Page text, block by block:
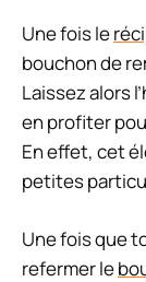
Une fois le
bouchon de
Laissez alors
en profiter
En effet, cet
petites
Une fois que
refermer le